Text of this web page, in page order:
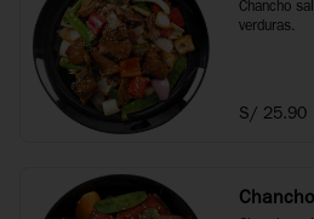
Chancho
verduras.
S/ 25.90